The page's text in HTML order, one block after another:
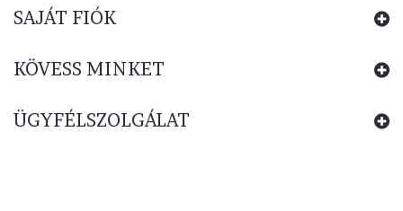
SAJÁT FIÓK
KÖVESS MINKET
ÜGYFÉLSZOLGÁLAT